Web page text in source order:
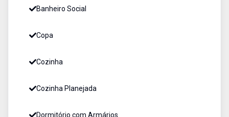
Banheiro Social
Copa
Cozinha
Cozinha Planejada
Dormitório com Armários